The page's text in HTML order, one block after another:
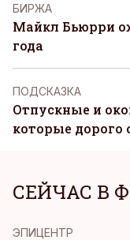
БИРЖА
Майкл Бьюрри
года
ПОДСКАЗКА
Отпускные и
которые дорого
СЕЙЧАС В
ЭПИЦЕНТР